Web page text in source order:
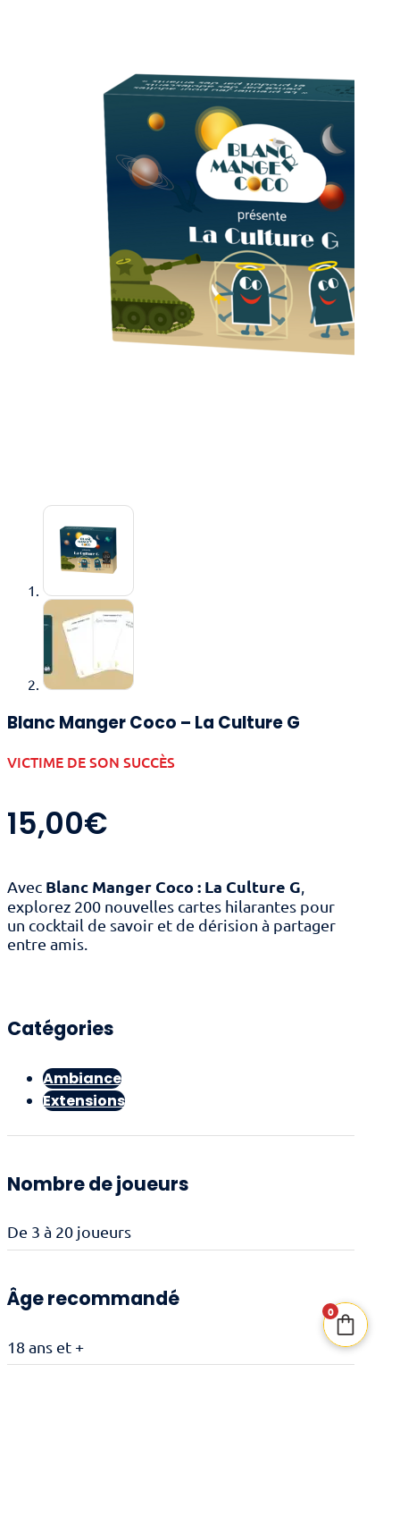
Blanc Manger Coco – La Culture G
VICTIME DE SON SUCCÈS
15,00€
Avec Blanc Manger Coco : La Culture G
explorez 200 nouvelles cartes hilarantes pour
un cocktail de savoir et de dérision à partager
entre amis.
Catégories
Ambiance
Extensions
Nombre de joueurs
De 3 à 20 joueurs
Âge recommandé
18 ans et +
0